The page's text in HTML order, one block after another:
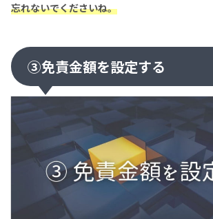
忘れないでくださいね。
③免責金額を設定する